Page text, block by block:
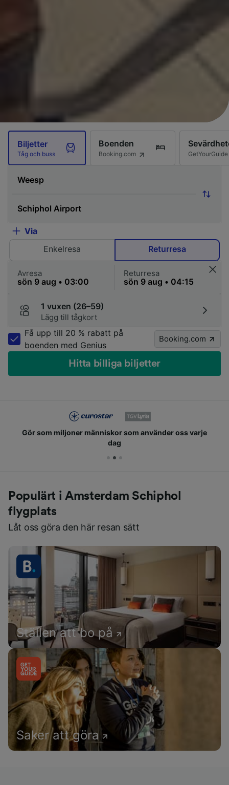
Biljetter
Tåg och buss
Boenden
Booking.com GetYourGuide
Via
Enkelresa
Returresa
Avresa Returresa
1 vuxen (26–59)
Lägg till tågkort
Få upp till 20 % rabatt på
boenden med Genius
Booking.com
Hitta billiga biljetter
Gör som miljoner människor som använder oss varje
dag
Populärt i Amsterdam Schiphol
flygplats
Låt oss göra den här resan sätt
Ställen att bo på
Saker att göra